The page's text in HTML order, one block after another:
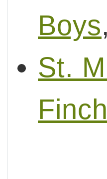
Boys,
St.